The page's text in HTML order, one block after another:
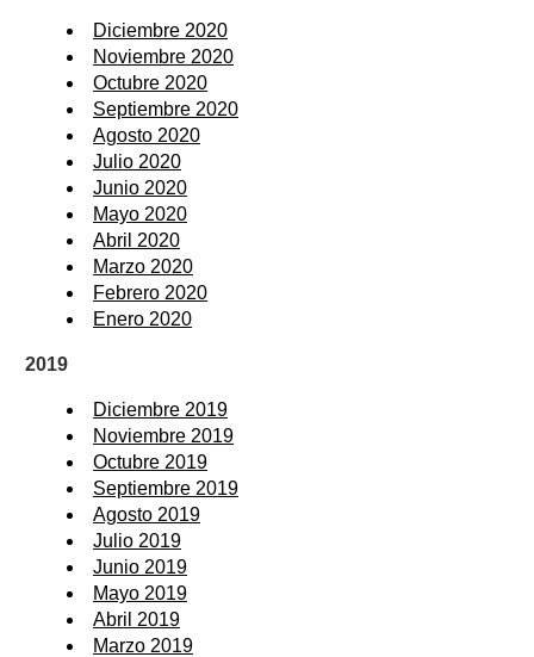
Diciembre 2020
Noviembre 2020
Octubre 2020
Septiembre 2020
Agosto 2020
Julio 2020
Junio 2020
Mayo 2020
Abril 2020
Marzo 2020
Febrero 2020
Enero 2020
2019
Diciembre 2019
Noviembre 2019
Octubre 2019
Septiembre 2019
Agosto 2019
Julio 2019
Junio 2019
Mayo 2019
Abril 2019
Marzo 2019